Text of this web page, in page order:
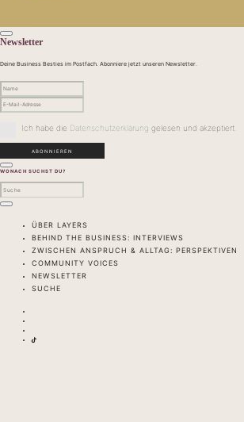
Newsletter
Deine Business Besties im Postfach. Abonniere jetzt unseren Newsletter.
Ich habe die Datenschutzerklärung gelesen und akzeptiert.
WONACH SUCHST DU?
ÜBER LAYERS
BEHIND THE BUSINESS: INTERVIEWS
ZWISCHEN ANSPRUCH & ALLTAG: PERSPEKTIVEN
COMMUNITY VOICES
NEWSLETTER
SUCHE